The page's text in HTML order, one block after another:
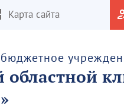
Карта сайта
бюджетное
областной